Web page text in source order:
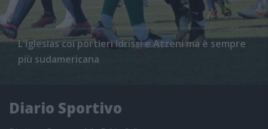
L'Iglesias coi portieri Idrissi e Atzeni ma è sempre
più sudamericana
Diario Sportivo